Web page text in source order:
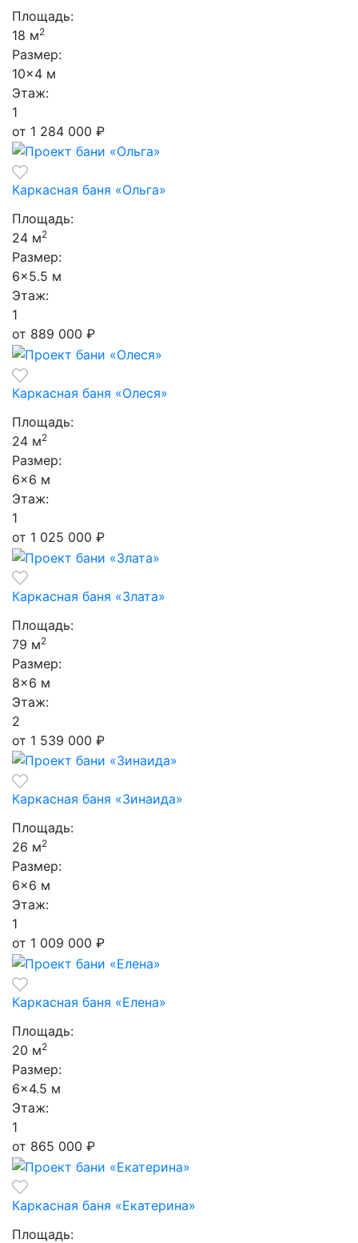
Площадь:
18 м2
Размер:
10×4 м
Этаж:
1
от 1 284 000 ₽
Каркасная баня «Ольга»
Площадь:
24 м2
Размер:
6×5.5 м
Этаж:
1
от 889 000 ₽
Каркасная баня «Олеся»
Площадь:
24 м2
Размер:
6×6 м
Этаж:
1
от 1 025 000 ₽
Каркасная баня «Злата»
Площадь:
79 м2
Размер:
8×6 м
Этаж:
2
от 1 539 000 ₽
Каркасная баня «Зинаида»
Площадь:
26 м2
Размер:
6×6 м
Этаж:
1
от 1 009 000 ₽
Каркасная баня «Елена»
Площадь:
20 м2
Размер:
6×4.5 м
Этаж:
1
от 865 000 ₽
Каркасная баня «Екатерина»
Площадь: